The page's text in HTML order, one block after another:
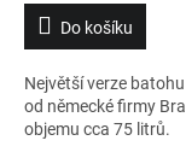
Do košíku
Největší verze
od německé firmy
objemu cca 75 litrů.